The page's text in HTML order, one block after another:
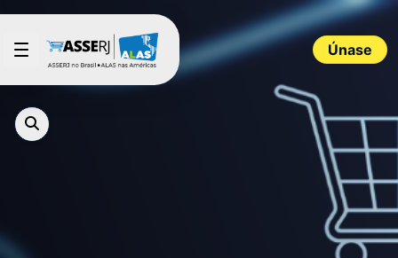
Saltar al contenido principal
Únase